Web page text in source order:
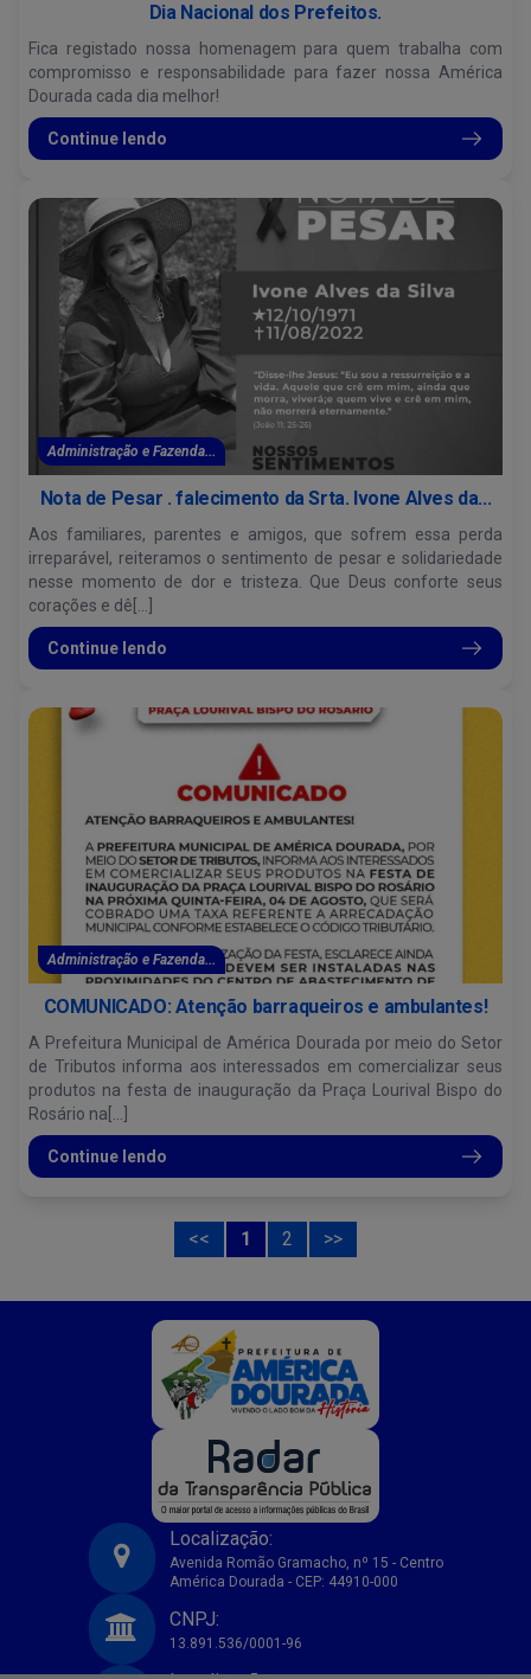
Dia Nacional dos Prefeitos.
Fica registado nossa homenagem para quem trabalha com
compromisso e responsabilidade para fazer nossa América
Dourada cada dia melhor!
Continue lendo
Administração e Fazenda...
Nota de Pesar . falecimento da Srta. Ivone Alves da...
Aos familiares, parentes e amigos, que sofrem essa perda
irreparável, reiteramos o sentimento de pesar e solidariedade
nesse momento de dor e tristeza. Que Deus conforte seus
corações e dê[...]
Continue lendo
Administração e Fazenda...
COMUNICADO: Atenção barraqueiros e ambulantes!
A Prefeitura Municipal de América Dourada por meio do Setor
de Tributos informa aos interessados em comercializar seus
produtos na festa de inauguração da Praça Lourival Bispo do
Rosário na[...]
Continue lendo
<< 1 2 >>
Prefeitura Municipal de America Dourada-BA
Localização:
Avenida Romão Gramacho, nº 15 - Centro
América Dourada - CEP: 44910-000
CNPJ:
13.891.536/0001-96